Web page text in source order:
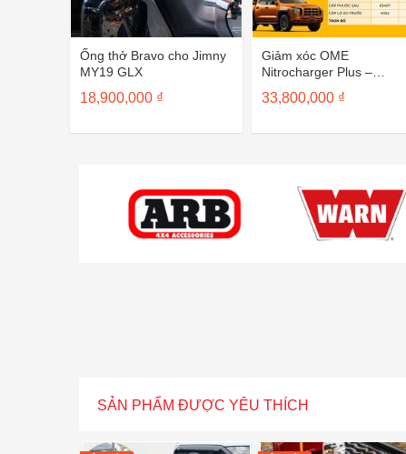
Ống thở Bravo cho Jimny
MY19 GLX
18,900,000 ₫
Giảm xóc OME
Nitrocharger Plus –
33,800,000 ₫
SẢN PHẨM ĐƯỢC YÊU THÍCH